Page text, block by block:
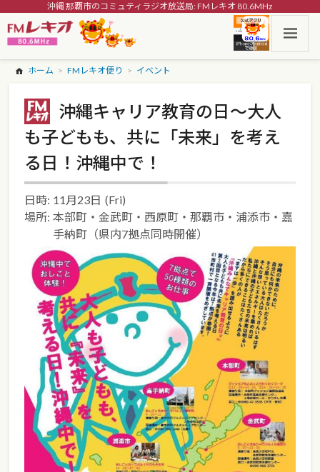
沖縄 那覇市のコミュティラジオ放送局: FMレキオ 80.6MHz
ホーム FMレキオ便り イベント
沖縄キャリア教育の日～大人
も子どもも、共に「未来」を考え
る日！沖縄中で！
日時: 11月23日 (Fri)
場所: 本部町・金武町・西原町・那覇市・浦添市・嘉
手納町（県内7拠点同時開催）